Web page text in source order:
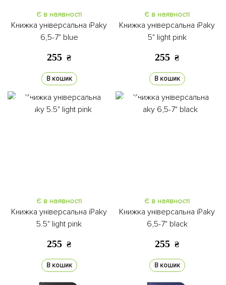
Є в наявності
Книжка універсальна iPaky
6,5-7" blue
255 ₴
В кошик
Є в наявності
Книжка універсальна iPaky
5" light pink
255 ₴
В кошик
Є в наявності
Книжка універсальна iPaky
5.5" light pink
255 ₴
В кошик
Є в наявності
Книжка універсальна iPaky
6,5-7" black
255 ₴
В кошик